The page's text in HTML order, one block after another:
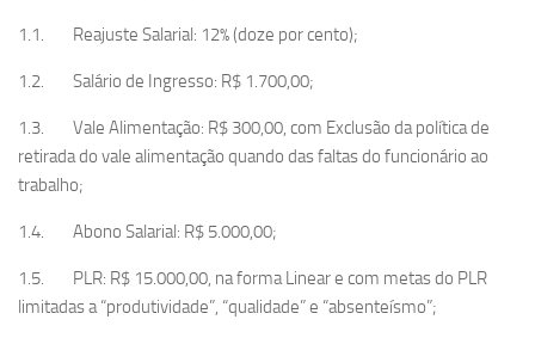
1.1. Reajuste Salarial: 12% (doze por cento);
1.2. Salário de Ingresso: R$ 1.700,00;
1.3. Vale Alimentação: R$ 300,00, com Exclusão da política de
retirada do vale alimentação quando das faltas do funcionário ao
trabalho;
1.4. Abono Salarial: R$ 5.000,00;
1.5. PLR: R$ 15.000,00, na forma Linear e com metas do PLR
limitadas a “produtividade”, “qualidade” e “absenteísmo”;